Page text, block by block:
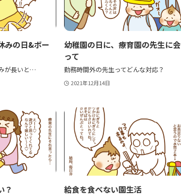
みの日&ボー
が長いと…
幼稚園の日に、療育園の先生に会
って
勤務時間外の先生ってどんな対応？
2021年12月14日
？ 給食を食べない園生活